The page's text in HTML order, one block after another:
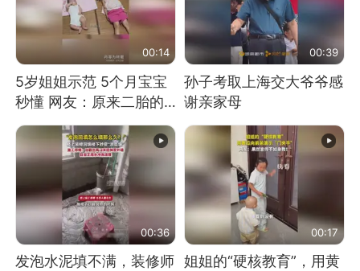
00:14
5岁姐姐示范 5个月宝宝
秒懂 网友：原来二胎的
快乐长这样
00:39
孙子考取上海交大爷爷感
谢亲家母
00:36
发泡水泥填不满，装修师
00:17
姐姐的“硬核教育”，用黄